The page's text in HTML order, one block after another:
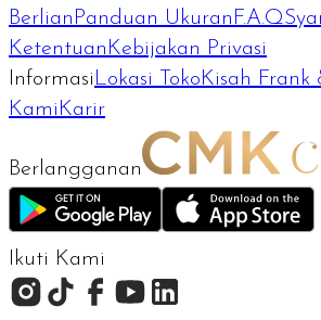
Berlian Panduan Ukuran F.A.Q
Ketentuan Kebijakan Privasi
Informasi Lokasi Toko Kisah Frank
Kami Karir
Berlangganan
Ikuti Kami